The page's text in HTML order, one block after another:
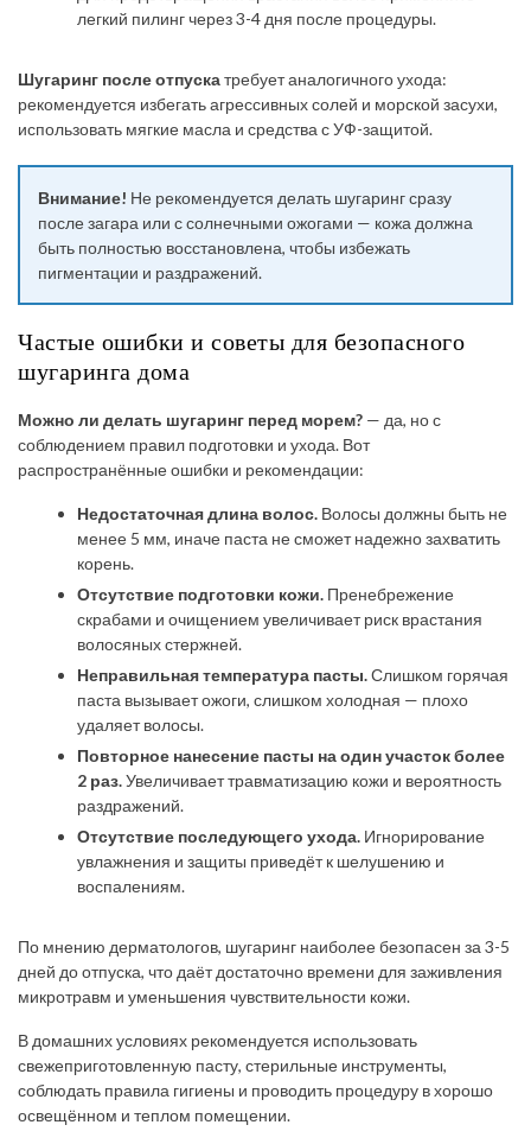
легкий пилинг через 3-4 дня после процедуры.
Шугаринг после отпускатребует аналогичного ухода:
рекомендуется избегать агрессивных солей и морской засухи,
использовать мягкие масла и средства с УФ-защитой.
Внимание! Не рекомендуется делать шугаринг сразу
после загара или с солнечными ожогами — кожа должна
быть полностью восстановлена, чтобы избежать
пигментации и раздражений.
Частые ошибки и советы для безопасного
шугаринга дома
Можно ли делать шугаринг перед морем? — да, но с
соблюдением правил подготовки и ухода. Вот
распространённые ошибки и рекомендации:
Недостаточная длина волос. Волосы должны быть не
менее 5 мм, иначе паста не сможет надежно захватить
корень.
Отсутствие подготовки кожи. Пренебрежение
скрабами и очищением увеличивает риск врастания
волосяных стержней.
Неправильная температура пасты.Слишком горячая
паста вызывает ожоги, слишком холодная — плохо
удаляет волосы.
Повторное нанесение пасты на один участок более
2 раз.Увеличивает травматизацию кожи и вероятность
раздражений.
Отсутствие последующего ухода. Игнорирование
увлажнения и защиты приведёт к шелушению и
воспалениям.
По мнению дерматологов, шугаринг наиболее безопасен за 3-5
дней до отпуска, что даёт достаточно времени для заживления
микротравм и уменьшения чувствительности кожи.
В домашних условиях рекомендуется использовать
свежеприготовленную пасту, стерильные инструменты,
соблюдать правила гигиены и проводить процедуру в хорошо
освещённом и теплом помещении.